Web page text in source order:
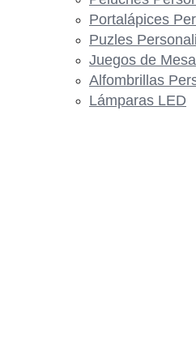
Portalápices
Puzles
Juegos de Mesa
Alfombrillas
Lámparas LED